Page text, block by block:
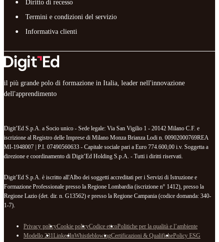
Diritto di recesso
Termini e condizioni del servizio
Informativa clienti
il più grande polo di formazione in Italia, leader nell'innovazione
dell'apprendimento
Digit’Ed S.p.A. a Socio unico - Sede legale: Via San Vigilio 1 - 20142 Milano C.F. e
iscrizione al Registro delle Imprese di Milano Monza Brianza Lodi n. 00902000769REA
MI-1948007 | P.I. 07490560633 - Capitale sociale pari a Euro 774.600,00 i.v. Soggetta a
direzione e coordinamento di Digit’Ed Holding S.p.A. - Tutti i diritti riservati.
Digit’Ed S.p.A. è iscritto all'Albo dei soggetti accreditati per i Servizi di Istruzione e
Formazione Professionale presso la Regione Lombardia (iscrizione n° 1412), presso la
Regione Lazio (det. dir. n. G13562) e presso la Regione Campania (codice domanda: 340-
1-7).
Privacy policyCookie policyCodice eticoPolitiche per la qualità e l’ambiente
Modello 231LinkedInWhistleblowingCertificazioni & QualifichePolicy ESG